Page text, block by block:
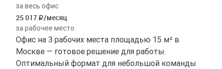
за весь офис
25 017 /месяц
за рабочее место
Офис на 3 рабочих места площадью 15 м² в
Москве — готовое решение для работы.
Оптимальный формат для небольшой команды